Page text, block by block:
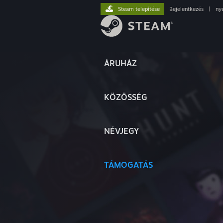
ÁRUHÁZ
KÖZÖSSÉG
NÉVJEGY
TÁMOGATÁS
Steam telepítése Bejelentkezés